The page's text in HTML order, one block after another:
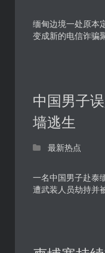
缅甸边境一处原本
变成新的电信诈骗
中国男子
墙逃生
最新热点
一名中国男子赴泰
遭武装人员劫持并